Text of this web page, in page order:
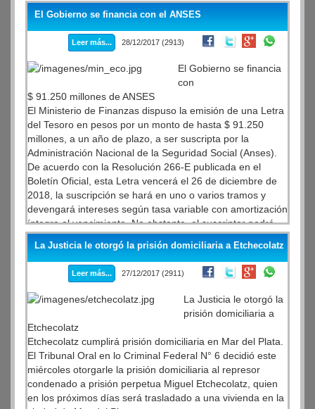
La sociedad debe reafirmar su coherencia con los valores
esenciales que la nutren y la justifican. No se pueden
volver relativos o perecederos conceptos fundamentales,
como el respeto a la vida, a la libertad, a la dignidad de la
persona, a la igualdad y equidad, a la no discriminación, a
la justicia social y a la vigencia integral de los derechos
humanos. La corrupción social empieza por relativizarlos,
para luego, anularlos por indiferencia.
El Gobierno se financia con el ANSES
Leer más... 28/12/2017 (2913)
El Gobierno se financia
con
$ 91.250 millones de ANSES
El Ministerio de Finanzas dispuso la emisión de una Letra
del Tesoro en pesos por un monto de hasta $ 91.250
millones, a un año de plazo, a ser suscripta por la
Administración Nacional de la Seguridad Social (Anses).
De acuerdo con la Resolución 266-E publicada en el
Boletín Oficial, esta Letra vencerá el 26 de diciembre de
2018, la suscripción se hará en uno o varios tramos y
devengará intereses según tasa variable con amortización
íntegra al vencimiento. No obstante, el suscriptor podrá
disponer su cancelación anticipada en forma parcial o
total.
La Justicia le otorgó la prisión domiciliaria a Etchecolatz
Leer más... 27/12/2017 (2911)
La Justicia le otorgó la
prisión domiciliaria a
Etchecolatz
Etchecolatz cumplirá prisión domiciliaria en Mar del Plata.
El Tribunal Oral en lo Criminal Federal N° 6 decidió este
miércoles otorgarle la prisión domiciliaria al represor
condenado a prisión perpetua Miguel Etchecolatz, quien
en los próximos días será trasladado a una vivienda en la